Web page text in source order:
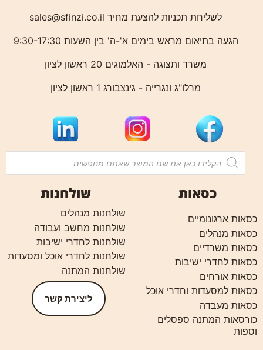
לשליחת תכניות להצעת מחיר sales@sfinzi.co.il
הגעה בתיאום מראש בימים א'-ה' בין השעות 9:30-17:30
משרד ותצוגה - האלמוגים 20 ראשון לציון
מרלו"ג ונגרייה - גינצבורג 1 ראשון לציון
כסאות
כסאות ארגונומיים
כסאות מנהלים
כסאות משרדיים
כסאות לחדרי ישיבות
כסאות אורחים
כסאות למסעדות וחדרי אוכל
כסאות מעבדה
כורסאות המתנה ספסלים
וספות
שולחנות
שולחנות מנהלים
שולחנות מחשב ועבודה
שולחנות לחדרי ישיבות
שולחנות לחדרי אוכל ומסעדות
שולחנות המתנה
ליצירת קשר